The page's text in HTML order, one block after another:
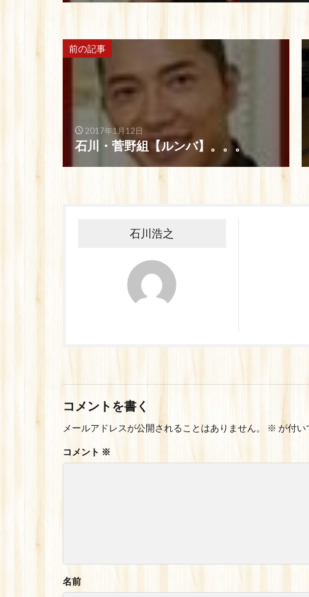
前の記事
2017年1月12日
石川・菅野組【ルンバ】。。。
石川浩之
コメントを書く
メールアドレスが公開されることはありません。 ※ が付い
コメント ※
名前